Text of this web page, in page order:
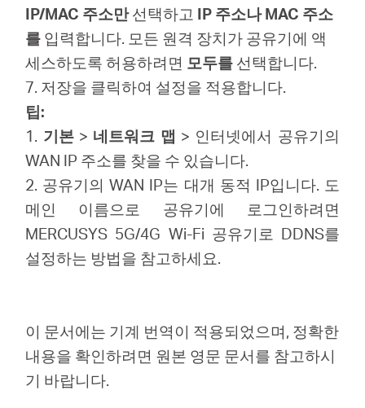
IP/MAC 주소만선택하고 IP 주소나MAC 주소
를 입력합니다. 모든 원격 장치가 공유기에 액
세스하도록 허용하려면 모두를 선택합니다.
7. 저장을 클릭하여 설정을 적용합니다.
팁:
1. 기본> 네트워크 맵 > 인터넷에서 공유기의
WAN IP 주소를 찾을 수 있습니다.
2. 공유기의 WAN IP는 대개 동적 IP입니다. 도
메인 이름으로 공유기에 로그인하려면
MERCUSYS 5G/4G Wi-Fi 공유기로 DDNS를
설정하는 방법을 참고하세요.
이 문서에는 기계 번역이 적용되었으며, 정확한
내용을 확인하려면 원본 영문 문서를 참고하시
기 바랍니다.